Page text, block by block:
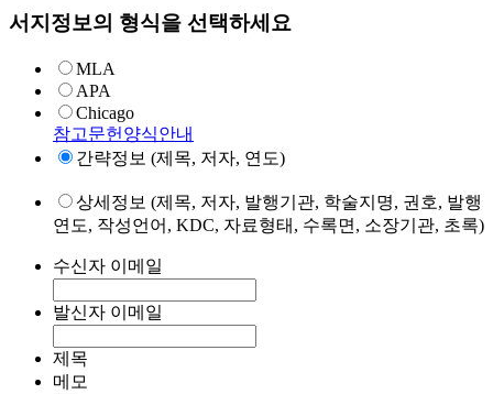
서지정보의 형식을 선택하세요
MLA
APA
Chicago
참고문헌양식안내
간략정보 (제목, 저자, 연도)
상세정보 (제목, 저자, 발행기관, 학술지명, 권호, 발행
연도, 작성언어, KDC, 자료형태, 수록면, 소장기관, 초록)
수신자 이메일
발신자 이메일
제목
메모